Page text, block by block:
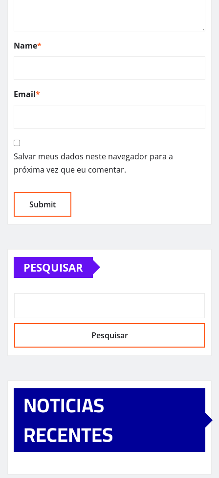
Name*
Email*
Salvar meus dados neste navegador para a
próxima vez que eu comentar.
PESQUISAR
Pesquisar
NOTICIAS
RECENTES